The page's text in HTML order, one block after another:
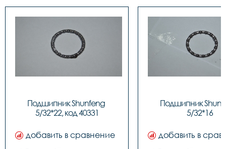
Подшипник Shunfeng
5/32*22, код 40331
добавить в сравнение
Подшипник
5/32*16
добавить в